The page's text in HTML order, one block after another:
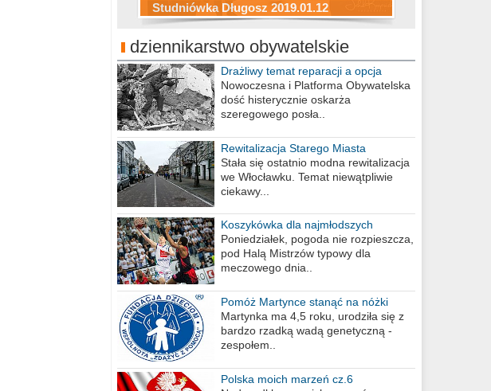
Studniówka Długosz 2019.01.12
ZS Budowlanych 2019.01.12
Studniówka LZK 2019.01.11
dziennikarstwo obywatelskie
Drażliwy temat reparacji a opcja
berlińska
Nowoczesna i Platforma Obywatelska
dość histerycznie oskarża
szeregowego posła..
Rewitalizacja Starego Miasta
Stała się ostatnio modna rewitalizacja
we Włocławku. Temat niewątpliwie
ciekawy...
Koszykówka dla najmłodszych
Poniedziałek, pogoda nie rozpieszcza,
pod Halą Mistrzów typowy dla
meczowego dnia..
Pomóż Martynce stanąć na nóżki
Martynka ma 4,5 roku, urodziła się z
bardzo rzadką wadą genetyczną -
zespołem..
Polska moich marzeń cz.6